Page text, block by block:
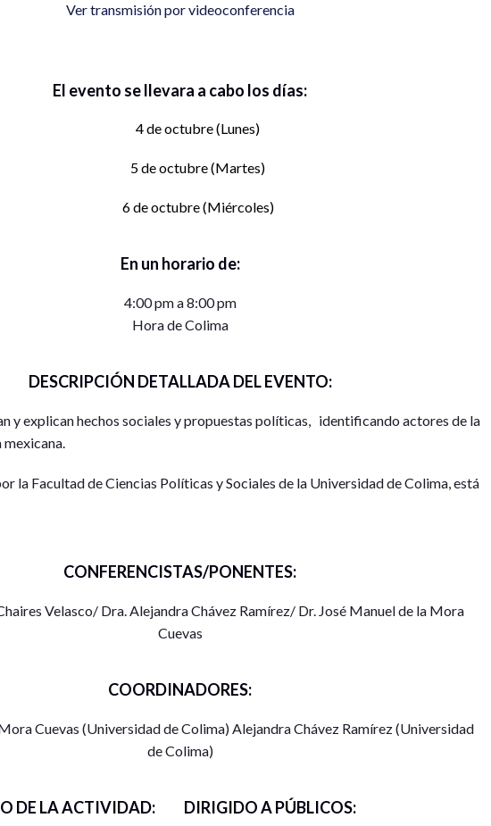
Ver transmisión por videoconferencia
El evento se llevara a cabo los días:
4 de octubre (Lunes)
5 de octubre (Martes)
6 de octubre (Miércoles)
En un horario de:
4:00 pm a 8:00 pm
Hora de Colima
DESCRIPCIÓN DETALLADA DEL EVENTO:
y explican hechos sociales y propuestas políticas, identificando actores de la
la Facultad de Ciencias Políticas y Sociales de la Universidad de Colima, está
“Programa del Evento”.
los días 4, 5 y 6 de octubre de 2021, a través de la plataforma zoom
se les hará llegar a los inscritos por correo junto con su confirmación de
a quienes se inscriban y cumplan con el 80% de asistencia.
CONFERENCISTAS/PONENTES:
Velasco/ Dra. Alejandra Chávez Ramírez/ Dr. José Manuel de la Mora
Cuevas
COORDINADORES:
Cuevas (Universidad de Colima) Alejandra Chávez Ramírez (Universidad
de Colima)
DE LA ACTIVIDAD: DIRIGIDO A PÚBLICOS: